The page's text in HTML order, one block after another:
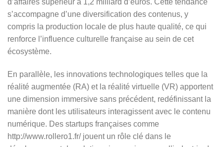
d’affaires supérieur à 1,2 milliard d’euros. Cette tendance
s’accompagne d’une diversification des contenus, y
compris la production locale de plus haute qualité, ce qui
renforce l’influence culturelle française au sein de cet
écosystème.
En parallèle, les innovations technologiques telles que la
réalité augmentée (RA) et la réalité virtuelle (VR) apportent
une dimension immersive sans précédent, redéfinissant la
manière dont les utilisateurs interagissent avec le contenu
numérique. Des startups françaises comme
http://www.rollero1.fr/ jouent un rôle clé dans le